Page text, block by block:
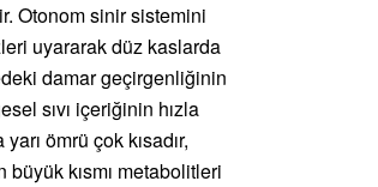
Otonom sinir sistemini
uyararak düz kaslarda
damar geçirgenliğinin
sıvı içeriğinin hızla
ömrü çok kısadır,
kısmı metabolitleri